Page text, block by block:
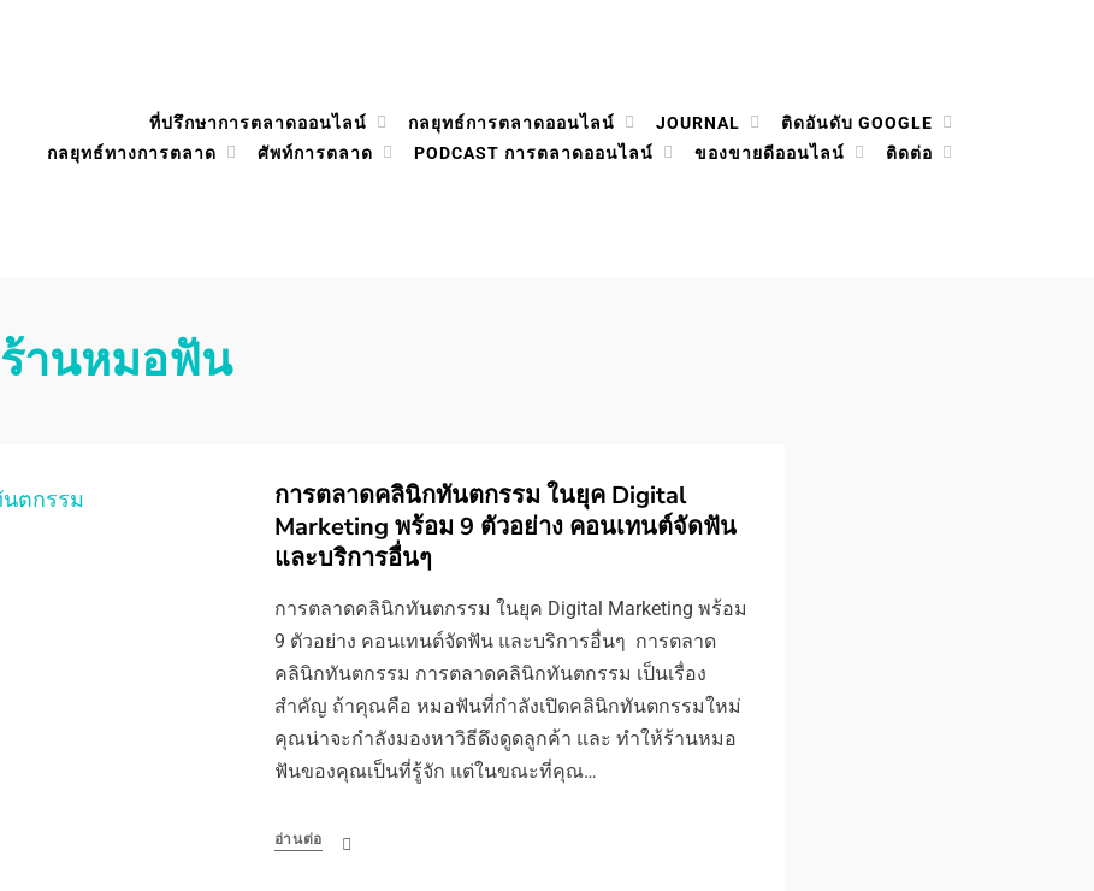
ที่ปรึกษาการตลาดออนไลน์ กลยุทธ์การตลาดออนไลน์ JOURNAL
ติดอันดับ GOOGLE
กลยุทธ์ทางการตลาด
ศัพท์การตลาด PODCAST การตลาดออนไลน์ ของขายดีออนไลน์ ติดต่อ
ร้านหมอฟัน
การตลาดคลินิกทันตกรรม ในยุค Digital
Marketing พร้อม 9 ตัวอย่าง คอนเทนต์จัดฟัน
และบริการอื่นๆ
การตลาดคลินิกทันตกรรม ในยุค Digital Marketing พร้อม
9 ตัวอย่าง คอนเทนต์จัดฟัน และบริการอื่นๆ การตลาด
คลินิกทันตกรรม การตลาดคลินิกทันตกรรม เป็นเรื่อง
สำคัญ ถ้าคุณคือ หมอฟันที่กำลังเปิดคลินิกทันตกรรมใหม่
คุณน่าจะกำลังมองหาวิธีดึงดูดลูกค้า และ ทำให้ร้านหมอ
ฟันของคุณเป็นที่รู้จัก แต่ในขณะที่คุณ…
อ่านต่อ